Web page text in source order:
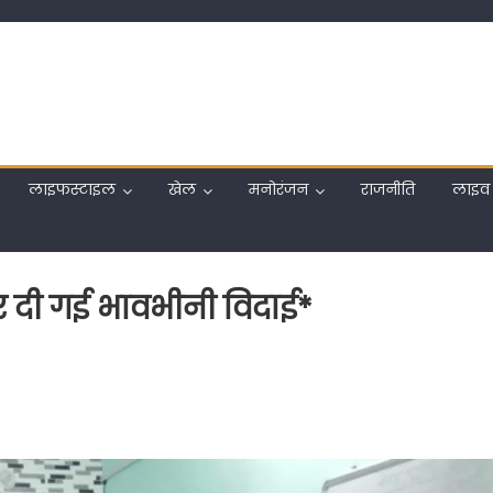
लाइफस्टाइल खेल मनोरंजन राजनीति
लाइव
दी गई भावभीनी विदाई*